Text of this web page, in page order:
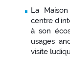
La
centre
à son
usages
visite